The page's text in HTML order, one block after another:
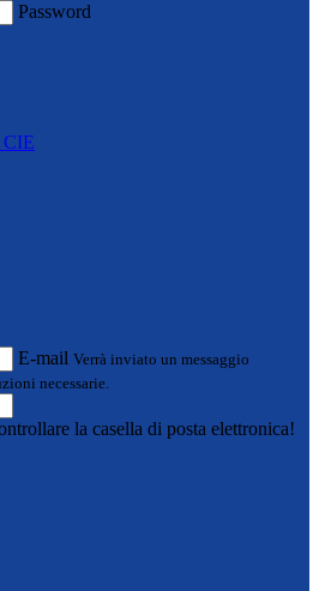
Password
CIE
E-mail Verrà inviato un messaggio
necessarie.
la casella di posta elettronica!